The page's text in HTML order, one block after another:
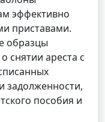
эффективно
приставами.
образцы
снятии ареста с
задолженности,
пособия и